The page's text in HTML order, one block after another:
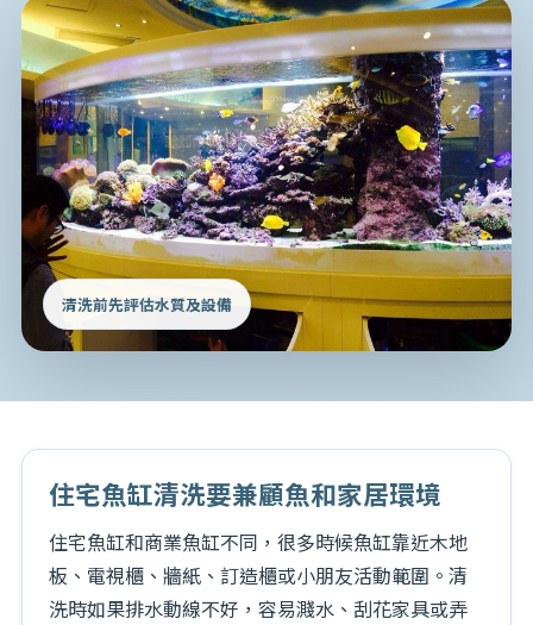
清洗前先評估水質及設備
住宅魚缸清洗要兼顧魚和家居環境
住宅魚缸和商業魚缸不同，很多時候魚缸靠近木地
板、電視櫃、牆紙、訂造櫃或小朋友活動範圍。清
洗時如果排水動線不好，容易濺水、刮花家具或弄